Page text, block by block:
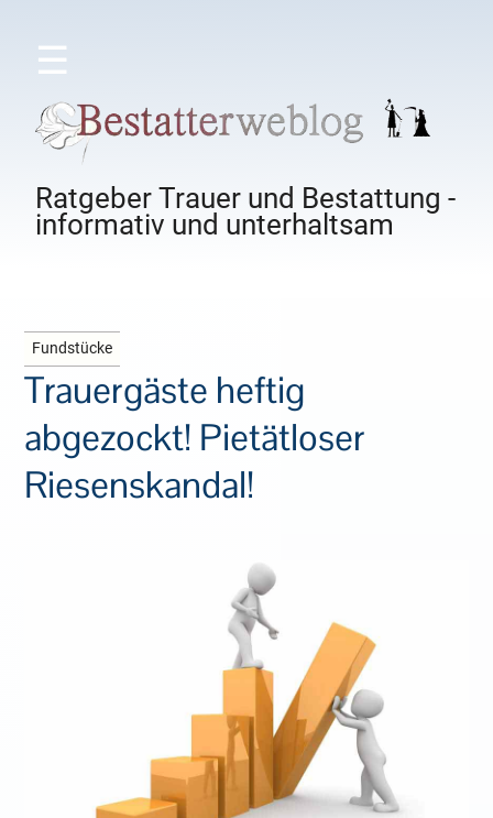
☰
Ratgeber Trauer und Bestattung -
informativ und unterhaltsam
Fundstücke
Trauergäste heftig
abgezockt! Pietätloser
Riesenskandal!